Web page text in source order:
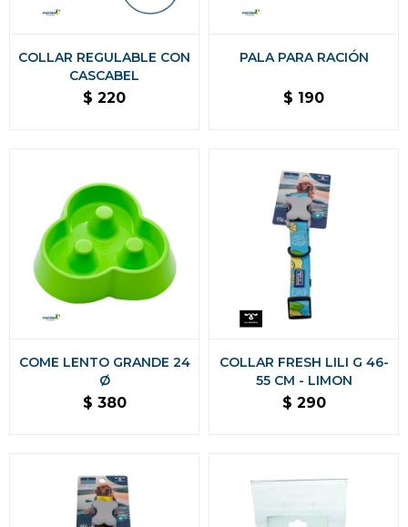
COLLAR REGULABLE CON
CASCABEL
$ 220
PALA PARA RACIÓN
$ 190
COME LENTO GRANDE 24
Ø
$ 380
COLLAR FRESH LILI G 46-
55 CM - LIMON
$ 290